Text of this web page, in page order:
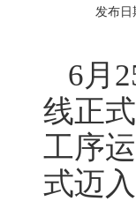
发布日
6月
线正
工序
式迈